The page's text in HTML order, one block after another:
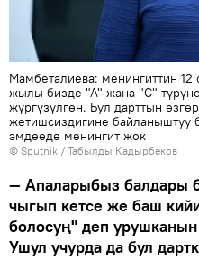
Мамбеталиева: менингиттин
жылы бизде "А" жана "С"
жүргүзүлгөн. Бул дарттын
жетишсиздигине байланыштуу
эмдөөдө менингит жок
© Sputnik / Табылды Кадырбеков
— Апаларыбыз балдары
чыгып кетсе же баш
болосуң" деп
Ушул учурда да бул